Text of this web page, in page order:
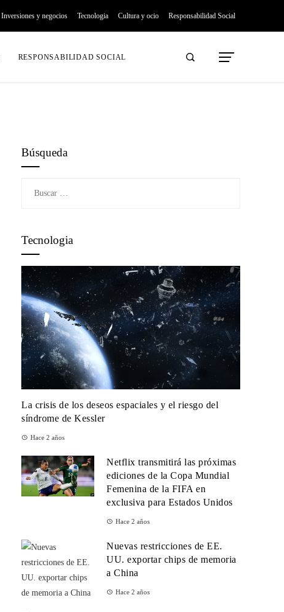
Inversiones y negocios Tecnologia Cultura y ocio Responsabilidad Social
RESPONSABILIDAD SOCIAL
Búsqueda
Tecnologia
La crisis de los deseos espaciales y el riesgo del
síndrome de Kessler
Hace 2 años
Netflix transmitirá las próximas
ediciones de la Copa Mundial
Femenina de la FIFA en
exclusiva para Estados Unidos
Hace 2 años
Nuevas restricciones de EE.
UU. exportar chips de memoria
a China
Hace 2 años